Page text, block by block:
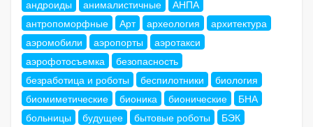
андроиды
анималистичные
АНПА
антропоморфные
Арт археология
архитектура
аэромобили
аэропорты
аэротакси
аэрофотосъемка
безопасность
безработица и роботы
беспилотники
биология
биомиметические
бионика бионические
БНА
больницы
будущее бытовые роботы
БЭК